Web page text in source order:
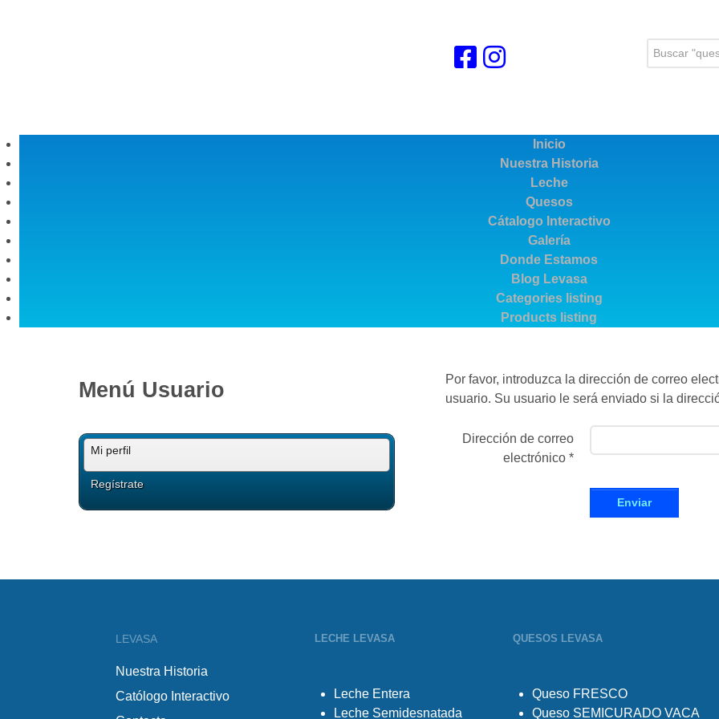
Buscar...
Inicio
Nuestra Historia
Leche
Quesos
Cátalogo Interactivo
Galería
Donde Estamos
Blog Levasa
Categories listing
Products listing
Menú Usuario
Mi perfil
Regístrate
Por favor, introduzca la dirección de correo
usuario. Su usuario le será enviado si la
Dirección de correo
electrónico *
Enviar
LEVASA
Nuestra Historia
Católogo Interactivo
LECHE LEVASA
Leche Entera
Leche Semidesnatada
QUESOS LEVASA
Queso FRESCO
Queso SEMICURADO VACA